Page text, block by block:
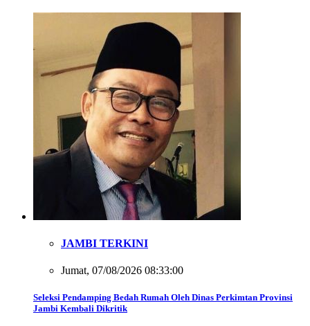
JAMBI TERKINI
Jumat, 07/08/2026 08:33:00
Seleksi Pendamping Bedah Rumah Oleh Dinas Perkimtan Provinsi
Jambi Kembali Dikritik